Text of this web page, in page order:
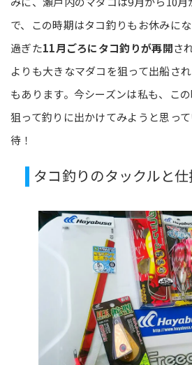
で、この時期はタコ釣りもお休みに
過ぎた11月ごろにタコ釣りが再開さ
よりも大きなマダコを狙って出船さ
もあります。今シーズンは私も、こ
狙って釣りに出かけてみようと思っ
待！
タコ釣りのタックルと仕